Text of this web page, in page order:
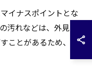
イナスポイントとな
汚れなどは、外見だ
ことがあるため、注